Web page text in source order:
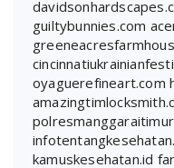
guiltybunnies.com
oyaguerefineart.com
kamuskesehatan.id